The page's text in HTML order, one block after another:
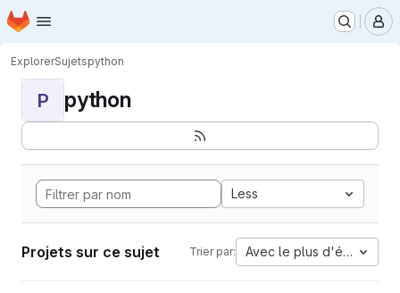
Passer au contenu principal
Page d'accueil
ExplorerSujetspython
P python
Less
Projets sur ce sujet Trier par: Avec le plus d'étoiles